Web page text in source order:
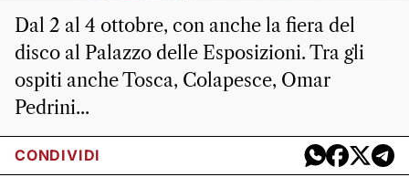
Dal 2 al 4 ottobre, con anche la fiera del
disco al Palazzo delle Esposizioni. Tra gli
ospiti anche Tosca, Colapesce, Omar
Pedrini...
CONDIVIDI